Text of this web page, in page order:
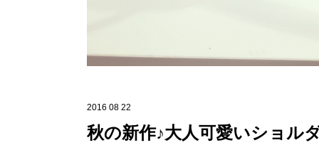
2016 08 22
秋の新作♪大人可愛いショル